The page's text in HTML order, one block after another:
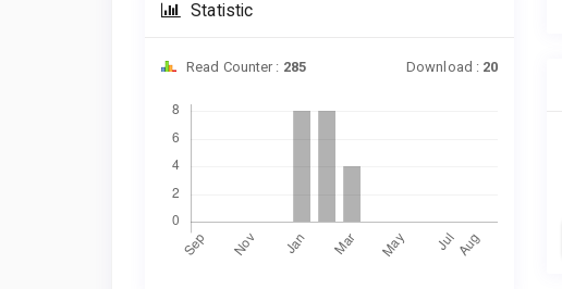
Statistic
Read Counter : 285 Download : 20